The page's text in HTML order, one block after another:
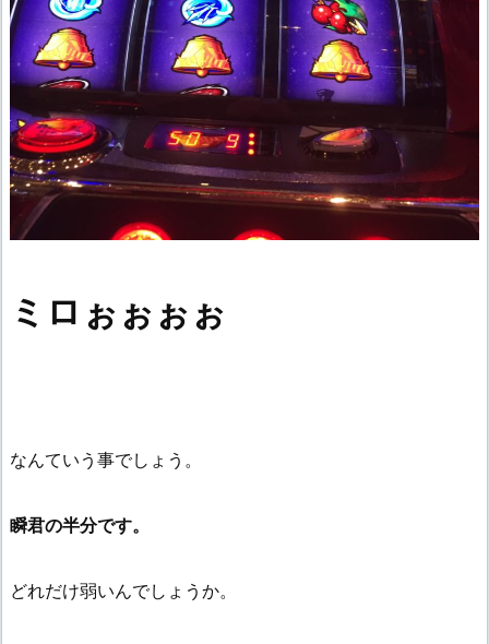
ミロぉぉぉぉ
なんていう事でしょう。
瞬君の半分です。
どれだけ弱いんでしょうか。